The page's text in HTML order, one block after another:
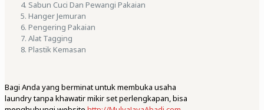
Sabun Cuci Dan Pewangi Pakaian
Hanger Jemuran
Pengering Pakaian
Alat Tagging
Plastik Kemasan
Bagi Anda yang berminat untuk membuka usaha
laundry tanpa khawatir mikir set perlengkapan, bisa